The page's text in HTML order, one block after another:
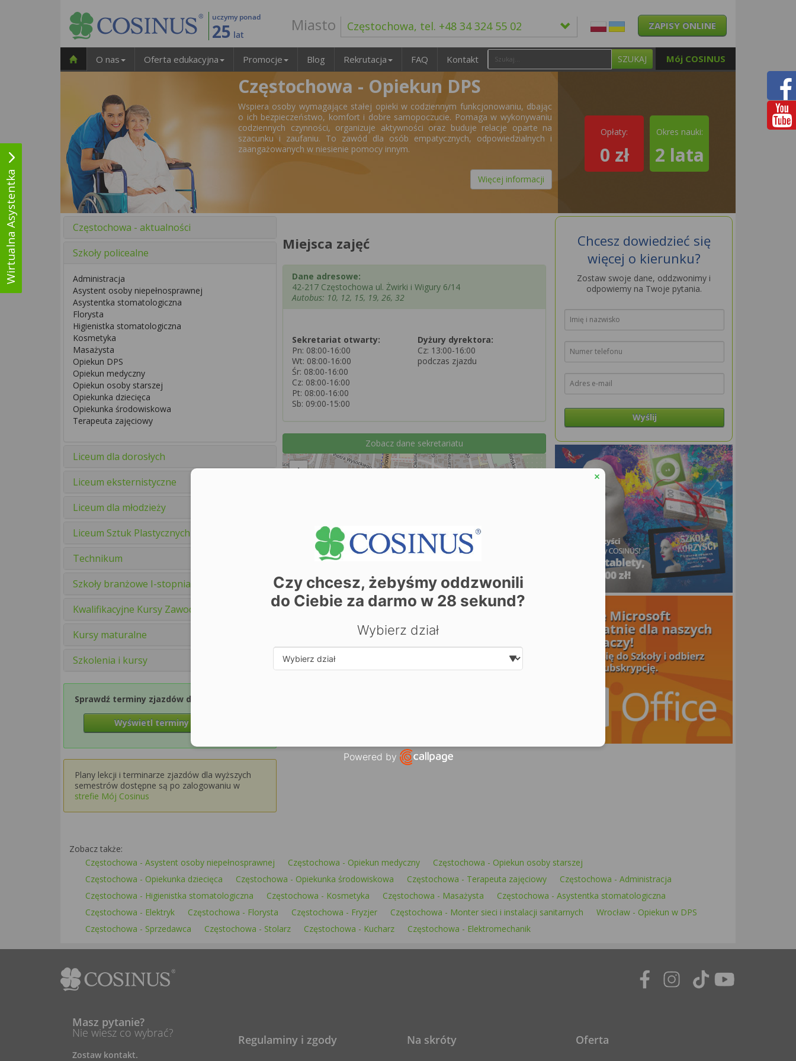
uczymy ponad
25 lat
Miasto Częstochowa, tel. +48 34 324 55 02 ZAPISY ONLINE
Mój COSINUS
O nas Oferta edukacyjna Promocje Blog Rekrutacja FAQ Kontakt SZUKAJ
Częstochowa - Opiekun DPS
Wspiera osoby wymagające stałej opieki w codziennym funkcjonowaniu, dbając
o ich bezpieczeństwo, komfort i dobre samopoczucie. Pomaga w wykonywaniu
codziennych czynności, organizuje aktywności oraz buduje relacje oparte na
szacunku i zaufaniu. To zawód dla osób empatycznych, odpowiedzialnych i
zaangażowanych w niesienie pomocy innym.
Więcej informacji
Opłaty:
0 zł
Okres nauki:
2 lata
Częstochowa - aktualności
Szkoły policealne
Administracja
Asystent osoby niepełnosprawnej
Asystentka stomatologiczna
Florysta
Higienistka stomatologiczna
Kosmetyka
Masażysta
Opiekun DPS
Opiekun medyczny
Opiekun osoby starszej
Opiekunka dziecięca
Opiekunka środowiskowa
Terapeuta zajęciowy
Liceum dla dorosłych
Liceum eksternistyczne
Liceum dla młodzieży
Liceum Sztuk Plastycznych
Technikum
Szkoły branżowe I-stopnia
Kwalifikacyjne Kursy Zawodowe
Kursy maturalne
Szkolenia i kursy
Sprawdź terminy zjazdów dla Semestru 1
Wyświetl terminy zjazdów
Plany lekcji i terminarze zjazdów dla wyższych
semestrów dostępne są po zalogowaniu w
strefie Mój Cosinus
Miejsca zajęć
Dane adresowe:
42-217 Częstochowa ul. Żwirki i Wigury 6/14
Autobus: 10, 12, 15, 19, 26, 32
Sekretariat otwarty:
Pn: 08:00-16:00
Wt: 08:00-16:00
Śr: 08:00-16:00
Cz: 08:00-16:00
Pt: 08:00-16:00
Sb: 09:00-15:00
Dyżury dyrektora:
Cz: 13:00-16:00
podczas zjazdu
Zobacz dane sekretariatu
+
Chcesz dowiedzieć się
więcej o kierunku?
Zostaw swoje dane, oddzwonimy i
odpowiemy na Twoje pytania.
Wyślij
Zobacz także:
Częstochowa - Asystent osoby niepełnosprawnej
Częstochowa - Opiekun medyczny
Częstochowa - Opiekun osoby starszej
Częstochowa - Opiekunka dziecięca
Częstochowa - Opiekunka środowiskowa Częstochowa - Terapeuta zajęciowy
Częstochowa - Administracja
Częstochowa - Higienistka stomatologiczna
Częstochowa - Kosmetyka Częstochowa - Masażysta
Częstochowa - Asystentka stomatologiczna
Częstochowa - Elektryk
Częstochowa - Florysta Częstochowa - Fryzjer Częstochowa - Monter sieci i instalacji sanitarnych
Wrocław - Opiekun w DPS
Częstochowa - Sprzedawca
Częstochowa - Stolarz Częstochowa - Kucharz Częstochowa - Elektromechanik
Masz pytanie?
Nie wiesz co wybrać?
Zostaw kontakt.
Regulaminy i zgody Na skróty Oferta
Wirtualna Asystentka
Czy chcesz, żebyśmy oddzwonili
do Ciebie za darmo w 28 sekund?
Wybierz dział
Powered by